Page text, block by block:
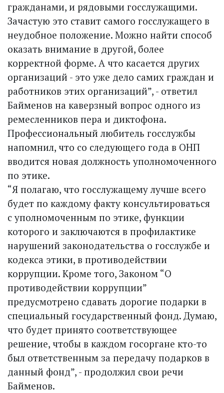
гражданами, и рядовыми госслужащими.
Зачастую это ставит самого госслужащего в
неудобное положение. Можно найти способ
оказать внимание в другой, более
корректной форме. А что касается других
организаций - это уже дело самих граждан и
работников этих организаций”, - ответил
Байменов на каверз­ный вопрос одного из
ремесленников пера и диктофона.
Профессиональный любитель госслужбы
напомнил, что со следующего года в ОНП
вводится новая должность уполномоченного
по этике.
“Я полагаю, что госслужащему лучше всего
будет по каждому факту консультироваться
с уполномоченным по этике, функции
которого и заключаются в профилактике
нарушений законодательства о госслужбе и
кодекса этики, в противодействии
коррупции. Кроме того, Законом “О
противодействии коррупции”
предусмотрено сдавать дорогие подарки в
специальный государственный фонд. Думаю,
что будет принято соответствующее
решение, чтобы в каждом госоргане кто-то
был ответственным за передачу подарков в
данный фонд”, - продолжил свои речи
Байменов.